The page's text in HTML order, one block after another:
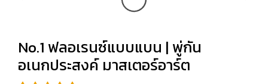
No.1 ฟลอเรนซ์แบบแบน | พู่กัน
อเนกประสงค์ มาสเตอร์อาร์ต